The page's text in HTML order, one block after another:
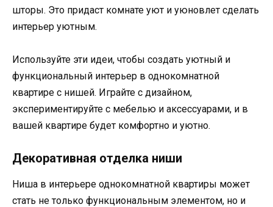
шторы. Это придаст комнате уют и уюновлет сделать
интерьер уютным.
Используйте эти идеи, чтобы создать уютный и
функциональный интерьер в однокомнатной
квартире с нишей. Играйте с дизайном,
экспериментируйте с мебелью и аксессуарами, и в
вашей квартире будет комфортно и уютно.
Декоративная отделка ниши
Ниша в интерьере однокомнатной квартиры может
стать не только функциональным элементом, но и